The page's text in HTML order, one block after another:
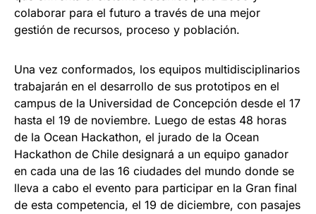
colaborar para el futuro a través de una mejor
gestión de recursos, proceso y población.
Una vez conformados, los equipos multidisciplinarios
trabajarán en el desarrollo de sus prototipos en el
campus de la Universidad de Concepción desde el 17
hasta el 19 de noviembre. Luego de estas 48 horas
de la Ocean Hackathon, el jurado de la Ocean
Hackathon de Chile designará a un equipo ganador
en cada una de las 16 ciudades del mundo donde se
lleva a cabo el evento para participar en la Gran final
de esta competencia, el 19 de diciembre, con pasajes